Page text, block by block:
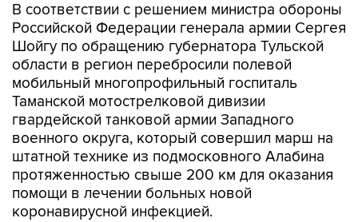
В соответствии с решением министра обороны
Российской Федерации генерала армии Сергея
Шойгу по обращению губернатора Тульской
области в регион перебросили полевой
мобильный многопрофильный госпиталь
Таманской мотострелковой дивизии
гвардейской танковой армии Западного
военного округа, который совершил марш на
штатной технике из подмосковного Алабина
протяженностью свыше 200 км для оказания
помощи в лечении больных новой
коронавирусной инфекцией.